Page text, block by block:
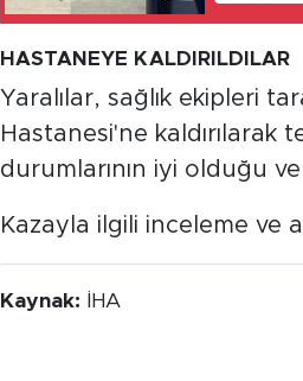
HASTANEYE KALDIRILDILAR
Yaralılar, sağlık ekipleri
Hastanesi'ne kaldırılarak
durumlarının iyi olduğu
Kazayla ilgili inceleme ve
Kaynak: İHA